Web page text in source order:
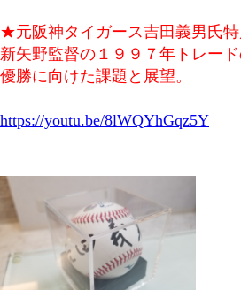
★元阪神タイガース吉田義男氏
新矢野監督の１９９７年トレー
優勝に向けた課題と展望。
https://youtu.be/8lWQYhGqz5Y